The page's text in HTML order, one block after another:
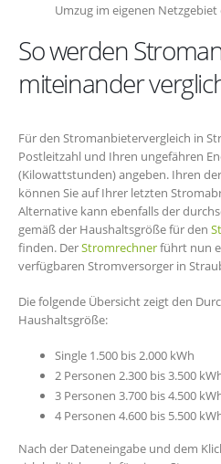
Umzug im eigenen
So werden
miteinander
Für den Stromanbietervergleich in
Postleitzahl und Ihren ungefähren
(Kilowattstunden) angeben. Ihren
können Sie auf Ihrer letzten
Alternative kann ebenfalls der
gemäß der Haushaltsgröße für den
finden. DerStromrechnerführt nun
verfügbaren Stromversorger in
Die folgende Übersicht zeigt den
Haushaltsgröße:
Single 1.500 bis 2.000 kWh
2 Personen 2.300 bis 3.500
3 Personen 3.700 bis 4.500
4 Personen 4.600 bis 5.500
Nach der Dateneingabe und dem